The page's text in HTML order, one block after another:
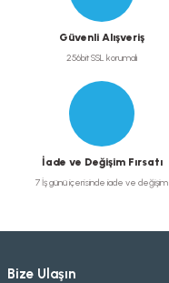
Güvenli Alışveriş
256bit SSL korumalı
İade ve Değişim Fırsatı
7 İş günü içerisinde iade ve değişim
Bize Ulaşın